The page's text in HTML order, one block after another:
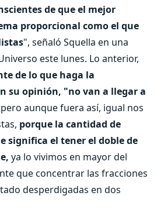
de que el mejor
proporcional como el que
", señaló Squella en una
este lunes. Lo anterior,
de lo que haga la
su opinión, "no van a llegar a
pero aunque fuera así, igual nos
porque la cantidad de
significa el tener el doble de
ya lo vivimos en mayor del
que concentrar las fracciones
desperdigadas en dos